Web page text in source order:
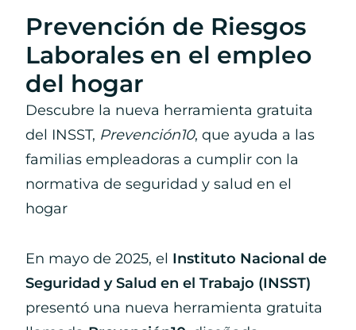
Prevención de Riesgos
Laborales en el empleo
del hogar
Descubre la nueva herramienta gratuita
del INSST, Prevención10, que ayuda a las
familias empleadoras a cumplir con la
normativa de seguridad y salud en el
hogar
En mayo de 2025, el Instituto Nacional de
Seguridad y Salud en el Trabajo (INSST)
presentó una nueva herramienta gratuita